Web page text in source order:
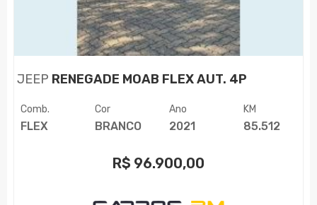
JEEP RENEGADE MOAB FLEX AUT. 4P
Comb.
FLEX
Cor
BRANCO
Ano
2021
KM
85.512
R$ 96.900,00